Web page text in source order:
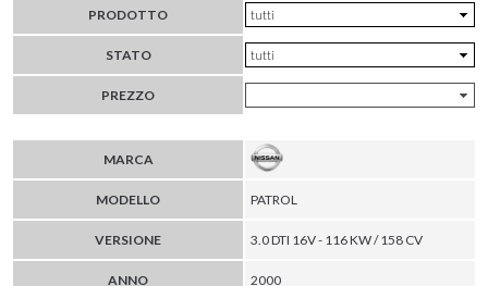
PRODOTTO
STATO
PREZZO
MARCA
MODELLO PATROL
VERSIONE 3.0 DTI 16V - 116 KW / 158 CV
ANNO 2000